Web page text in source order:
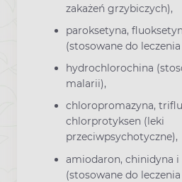
zakażeń grzybiczych),
paroksetyna,
(stosowane do
hydrochlorochina
malarii),
chloropromazyna,
chlorprotyksen (leki
przeciwpsychotyczne),
amiodaron, chinidyna i
(stosowane do